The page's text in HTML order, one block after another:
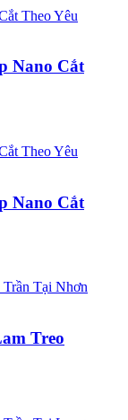
Nano Cắt
Nano Cắt
Treo